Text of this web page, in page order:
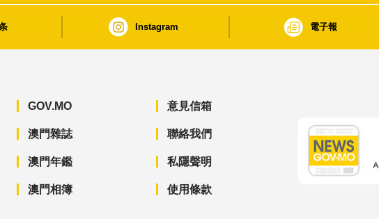
Instagram 電子報
GOV.MO
澳門雜誌
澳門年鑑
澳門相簿
意見信箱
聯絡我們
私隱聲明
使用條款